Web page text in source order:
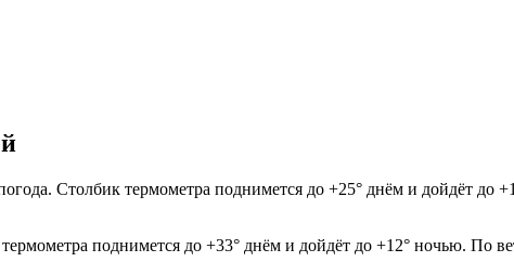
Столбик термометра поднимется до +25° днём и дойдёт до
поднимется до +33° днём и дойдёт до +12° ночью. По